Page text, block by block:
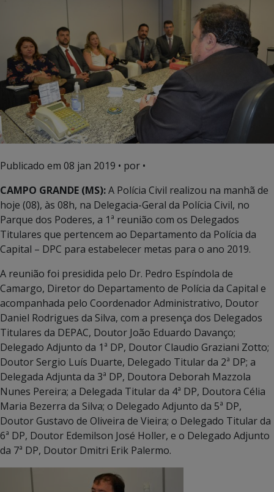
Publicado em 08 jan 2019 • por •
CAMPO GRANDE (MS):A Polícia Civil realizou na manhã de
hoje (08), às 08h, na Delegacia-Geral da Polícia Civil, no
Parque dos Poderes, a 1ª reunião com os Delegados
Titulares que pertencem ao Departamento da Polícia da
Capital – DPC para estabelecer metas para o ano 2019.
A reunião foi presidida pelo Dr. Pedro Espíndola de
Camargo, Diretor do Departamento de Polícia da Capital e
acompanhada pelo Coordenador Administrativo, Doutor
Daniel Rodrigues da Silva, com a presença dos Delegados
Titulares da DEPAC, Doutor João Eduardo Davanço;
Delegado Adjunto da 1ª DP, Doutor Claudio Graziani Zotto;
Doutor Sergio Luís Duarte, Delegado Titular da 2ª DP; a
Delegada Adjunta da 3ª DP, Doutora Deborah Mazzola
Nunes Pereira; a Delegada Titular da 4ª DP, Doutora Célia
Maria Bezerra da Silva; o Delegado Adjunto da 5ª DP,
Doutor Gustavo de Oliveira de Vieira; o Delegado Titular da
6ª DP, Doutor Edemilson José Holler, e o Delegado Adjunto
da 7ª DP, Doutor Dmitri Erik Palermo.